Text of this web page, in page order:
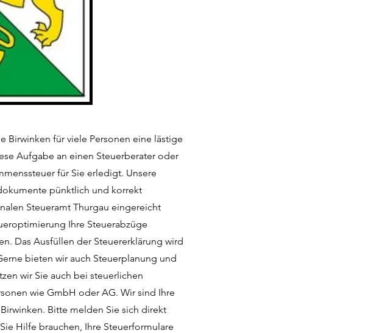
Birwinken für viele Personen eine lästige
Aufgabe an einen Steuerberater oder
für Sie erledigt. Unsere
pünktlich und korrekt
Steueramt Thurgau eingereicht
Ihre Steuerabzüge
Das Ausfüllen der Steuererklärung wird
bieten wir auch Steuerplanung und
wir Sie auch bei steuerlichen
wie GmbH oder AG. Wir sind Ihre
Bitte melden Sie sich direkt
Hilfe brauchen, Ihre Steuerformulare